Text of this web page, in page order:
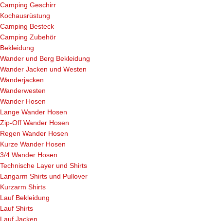
Camping Geschirr
Kochausrüstung
Camping Besteck
Camping Zubehör
Bekleidung
Wander und Berg Bekleidung
Wander Jacken und Westen
Wanderjacken
Wanderwesten
Wander Hosen
Lange Wander Hosen
Zip-Off Wander Hosen
Regen Wander Hosen
Kurze Wander Hosen
3/4 Wander Hosen
Technische Layer und Shirts
Langarm Shirts und Pullover
Kurzarm Shirts
Lauf Bekleidung
Lauf Shirts
Lauf Jacken